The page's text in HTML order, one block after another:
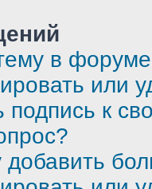
в
или
подпись к